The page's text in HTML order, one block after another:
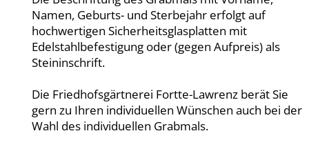
Namen, Geburts- und Sterbejahr erfolgt auf
hochwertigen Sicherheitsglasplatten mit
Edelstahlbefestigung oder (gegen Aufpreis) als
Steininschrift.
Die Friedhofsgärtnerei Fortte-Lawrenz berät Sie
gern zu Ihren individuellen Wünschen auch bei der
Wahl des individuellen Grabmals.